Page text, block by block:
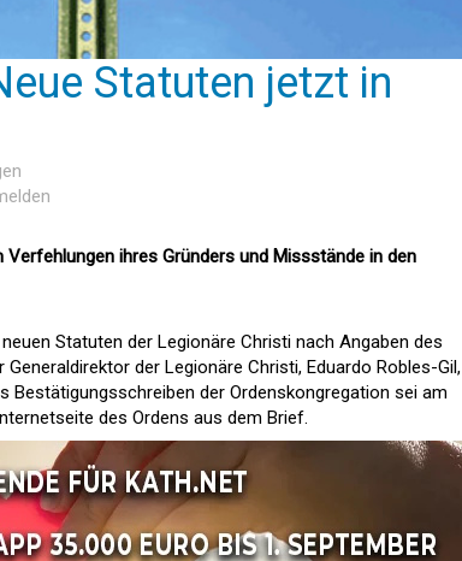
Statuten jetzt in
ihres Gründers und Missstände in den
Statuten der Legionäre Christi nach Angaben des
der Legionäre Christi, Eduardo Robles-Gil,
Bestätigungsschreiben der Ordenskongregation sei am
des Ordens aus dem Brief.